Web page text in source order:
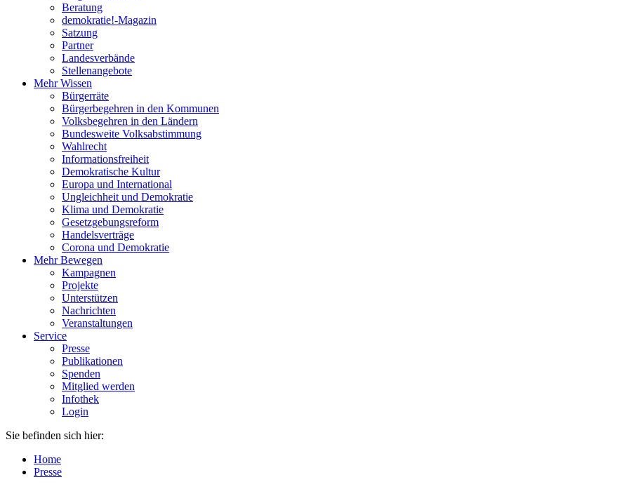
Beratung
demokratie!-Magazin
Satzung
Partner
Landesverbände
Stellenangebote
Mehr Wissen
Bürgerräte
Bürgerbegehren in den Kommunen
Volksbegehren in den Ländern
Bundesweite Volksabstimmung
Wahlrecht
Informationsfreiheit
Demokratische Kultur
Europa und International
Ungleichheit und Demokratie
Klima und Demokratie
Gesetzgebungsreform
Handelsverträge
Corona und Demokratie
Mehr Bewegen
Kampagnen
Projekte
Unterstützen
Nachrichten
Veranstaltungen
Service
Presse
Publikationen
Spenden
Mitglied werden
Infothek
Login
Sie befinden sich hier:
Home
Presse